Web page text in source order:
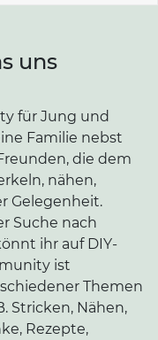
uns
für Jung und
Familie nebst
die dem
nähen,
Gelegenheit.
Suche nach
ihr auf DIY-
ist
Themen
Stricken, Nähen,
Rezepte,